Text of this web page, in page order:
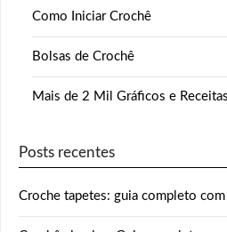
Como Iniciar Crochê
Bolsas de Crochê
Mais de 2 Mil Gráficos e Receitas
Posts recentes
Croche tapetes: guia completo